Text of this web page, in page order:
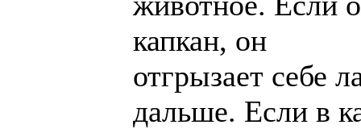
капкан, он
отгрызает себе
дальше. Если в